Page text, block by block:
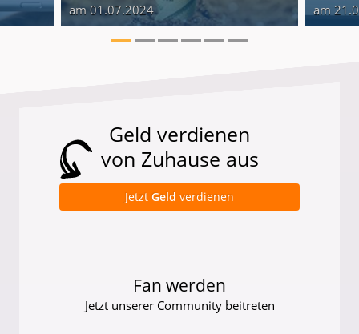
am 01.07.2024 am
Geld verdienen
von Zuhause aus
Jetzt Geld verdienen
Fan werden
Jetzt unserer Community beitreten